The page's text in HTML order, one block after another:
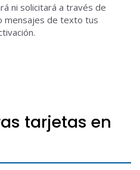
ni solicitará a través de
mensajes de texto tus
tarjetas en